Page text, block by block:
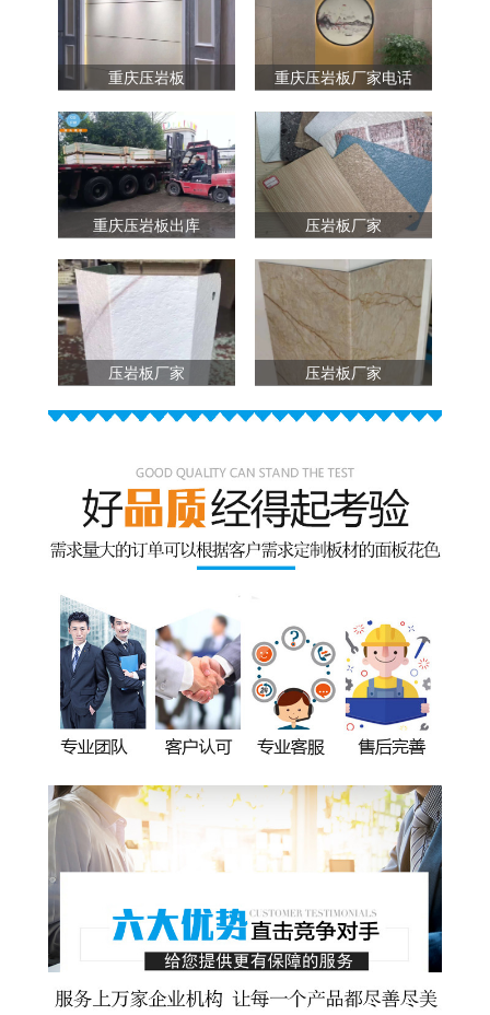
重庆压岩板 重庆压岩板厂家电话
重庆压岩板出库 压岩板厂家
压岩板厂家 压岩板厂家